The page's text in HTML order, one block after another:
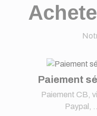
Paiement
Paiement CB,
Paypal, ...